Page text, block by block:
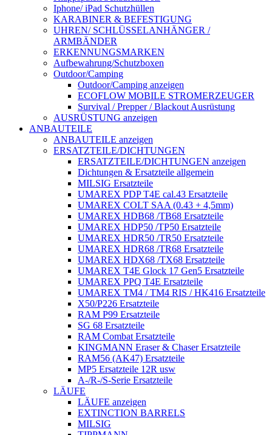
Iphone/ iPad Schutzhüllen
KARABINER & BEFESTIGUNG
UHREN/ SCHLÜSSELANHÄNGER /
ARMBÄNDER
ERKENNUNGSMARKEN
Aufbewahrung/Schutzboxen
Outdoor/Camping
Outdoor/Camping anzeigen
ECOFLOW MOBILE STROMERZEUGER
Survival / Prepper / Blackout Ausrüstung
AUSRÜSTUNG anzeigen
ANBAUTEILE
ANBAUTEILE anzeigen
ERSATZTEILE/DICHTUNGEN
ERSATZTEILE/DICHTUNGEN anzeigen
Dichtungen & Ersatzteile allgemein
MILSIG Ersatzteile
UMAREX PDP T4E cal.43 Ersatzteile
UMAREX COLT SAA (0.43 + 4,5mm)
UMAREX HDB68 /TB68 Ersatzteile
UMAREX HDP50 /TP50 Ersatzteile
UMAREX HDR50 /TR50 Ersatzteile
UMAREX HDR68 /TR68 Ersatzteile
UMAREX HDX68 /TX68 Ersatzteile
UMAREX T4E Glock 17 Gen5 Ersatzteile
UMAREX PPQ T4E Ersatzteile
UMAREX TM4 / TM4 RIS / HK416 Ersatzteile
X50/P226 Ersatzteile
RAM P99 Ersatzteile
SG 68 Ersatzteile
RAM Combat Ersatzteile
KINGMANN Eraser & Chaser Ersatzteile
RAM56 (AK47) Ersatzteile
MP5 Ersatzteile 12R usw
A-/R-/S-Serie Ersatzteile
LÄUFE
LÄUFE anzeigen
EXTINCTION BARRELS
MILSIG